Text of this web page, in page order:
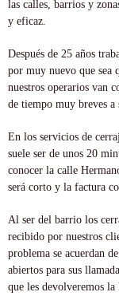
las calles, barrios y
y eficaz.
Después de 25 años
por muy nuevo que sea
nuestros operarios van
de tiempo muy breves a
En los servicios de
suele ser de unos 20
conocer la calle
será corto y la factura
Al ser del barrio los
recibido por nuestros
problema se acuerdan
abiertos para sus
que les devolveremos